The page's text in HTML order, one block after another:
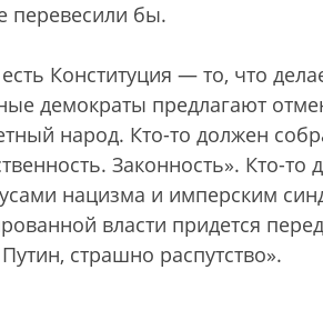
перевесили бы.
Конституция — то, что
демократы предлагают
народ. Кто-то должен
Законность». Кто-то
нацизма и имперским
власти придется
страшно распутство».